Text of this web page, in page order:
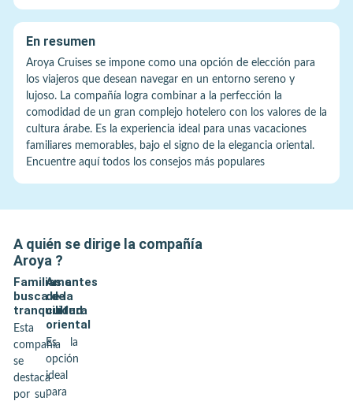
En resumen
Aroya Cruises se impone como una opción de elección para
los viajeros que desean navegar en un entorno sereno y
lujoso. La compañía logra combinar a la perfección la
comodidad de un gran complejo hotelero con los valores de la
cultura árabe. Es la experiencia ideal para unas vacaciones
familiares memorables, bajo el signo de la elegancia oriental.
Encuentre aquí todos los consejos más populares
A quién se dirige la compañía
Aroya ?
Familias en
busca de
tranquilidad
Esta
compañía
se
destaca
por su
Amantes
de la
cultura
oriental
Es la
opción
ideal
para